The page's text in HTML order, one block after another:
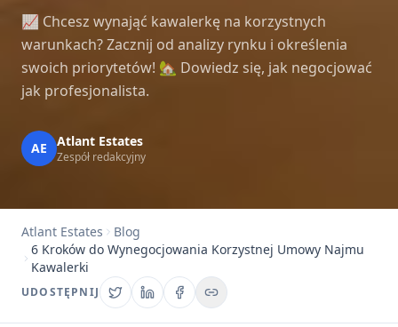
📈 Chcesz wynająć kawalerkę na korzystnych
warunkach? Zacznij od analizy rynku i określenia
swoich priorytetów! 🏡 Dowiedz się, jak negocjować
jak profesjonalista.
AE Atlant Estates
Zespół redakcyjny
Atlant Estates
Blog
6 Kroków do Wynegocjowania Korzystnej Umowy Najmu
Kawalerki
UDOSTĘPNIJ